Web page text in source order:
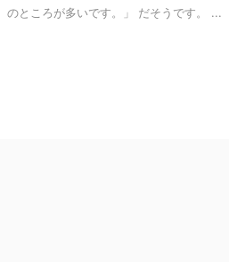
のところが多いです。」 だそうです。 ...